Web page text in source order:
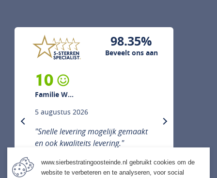
98.35%
Beveelt ons aan
10
Familie W...
5 augustus 2026
"Snelle levering mogelijk gemaakt
en ook kwaliteits levering."
previous next
www.sierbestratingoosteinde.nl gebruikt cookies om de
website te verbeteren en te analyseren, voor social